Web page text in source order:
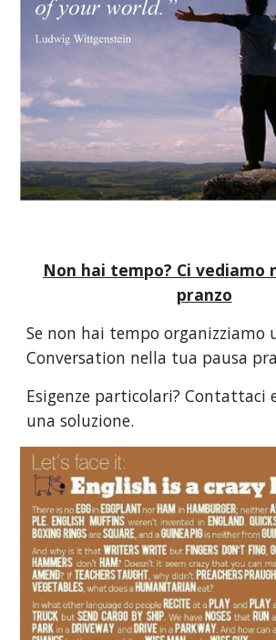
Non hai tempo? Ci vediamo
pranzo
Se non hai tempo organizziamo
Conversation nella tua pausa
Esigenze particolari? Contattaci
una soluzione.